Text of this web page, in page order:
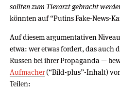
sollten zum Tierarzt gebracht
könnten auf “Putins Fake-News-
Auf diesem argumentativen
etwa: wer etwas fordert, das auch
Russen bei ihrer Propaganda —
Aufmacher(“Bild-plus”-Inhalt)
Teilen: